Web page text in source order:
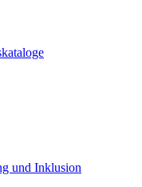
und Inklusion